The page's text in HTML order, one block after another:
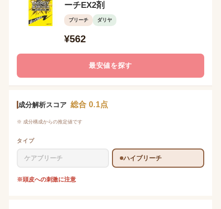
ーチEX2剤
ブリーチ ダリヤ
¥562
最安値を探す
成分解析スコア 総合 0.1点
※ 成分構成からの推定値です
タイプ
ケアブリーチ ハイブリーチ
※頭皮への刺激に注意